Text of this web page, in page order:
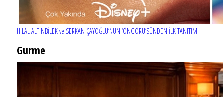
HİLAL ALTINBİLEK ve SERKAN ÇAYOĞLU’NUN ‘ÖNGÖRÜ’SÜNDEN İLK TANITIM
Gurme
EĞLENCE HAYATINA YENİ SOLUK: Gabbro Dream Theatre